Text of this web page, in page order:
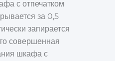
с отпечатком
за 0,5
запирается
совершенная
шкафа с